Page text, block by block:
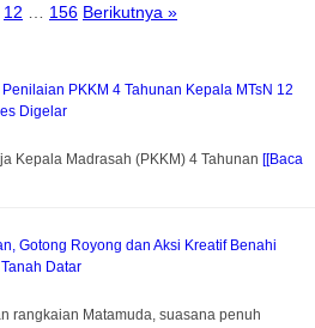
12 156 Berikutnya »
PKKM 4 Tahunan Kepala MTsN 12
Digelar
Kepala Madrasah (PKKM) 4 Tahunan [[Baca
Gotong Royong dan Aksi Kreatif Benahi
Datar
rangkaian Matamuda, suasana penuh